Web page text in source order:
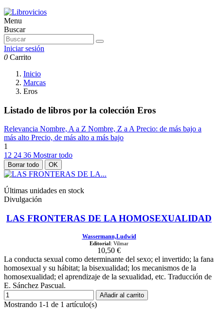
Menu
Buscar
Iniciar sesión
0 Carrito
Inicio
Marcas
Eros
Listado de libros por la colección Eros
Relevancia Nombre, A a Z Nombre, Z a APrecio: de más bajo a
más alto Precio, de más alto a más bajo
1
12 24 36 Mostrar todo
Borrar todo OK
Últimas unidades en stock
Divulgación
LAS FRONTERAS DE LA HOMOSEXUALIDAD
Wassermann,Ludwid
Editorial: Vilmar
10,50 €
La conducta sexual como determinante del sexo; el invertido; la fana
homosexual y su hábitat; la bisexualidad; los mecanismos de la
homosexualidad; el aprendizaje de la sexualidad, etc. Traducción de
E. Sánchez Pascual.
Añadir al carrito
Mostrando 1-1 de 1 artículo(s)